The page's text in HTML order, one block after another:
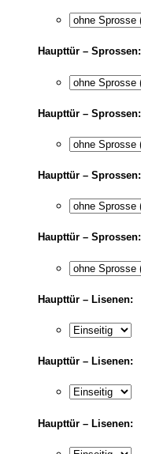
Haupttür – Sprossen:
Haupttür – Sprossen:
Haupttür – Sprossen:
Haupttür – Sprossen:
Haupttür – Lisenen:
Haupttür – Lisenen:
Haupttür – Lisenen: